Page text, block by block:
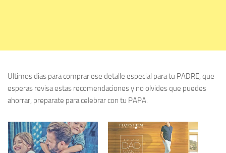
Ultimos dias para comprar ese detalle especial para tu PADRE, que
esperas revisa estas recomendaciones y no olvides que puedes
ahorrar, preparate para celebrar con tu PAPA.